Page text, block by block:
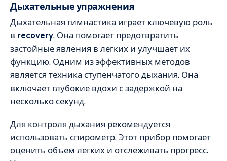
Дыхательные упражнения
Дыхательная гимнастика играет ключевую роль
в recovery. Она помогает предотвратить
застойные явления в легких и улучшает их
функцию. Одним из эффективных методов
является техника ступенчатого дыхания. Она
включает глубокие вдохи с задержкой на
несколько секунд.
Для контроля дыхания рекомендуется
использовать спирометр. Этот прибор помогает
оценить объем легких и отслеживать прогресс.